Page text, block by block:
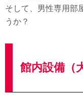
そして、男性専用部
うか？
館内設備（